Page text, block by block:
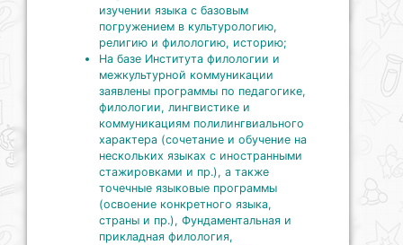
изучении языка с базовым
погружением в культурологию,
религию и филологию, историю;
На базе Института филологии и
межкультурной коммуникации
заявлены программы по педагогике,
филологии, лингвистике и
коммуникациям полилингвиального
характера (сочетание и обучение на
нескольких языках с иностранными
стажировками и пр.), а также
точечные языковые программы
(освоение конкретного языка,
страны и пр.), Фундаментальная и
прикладная филология,